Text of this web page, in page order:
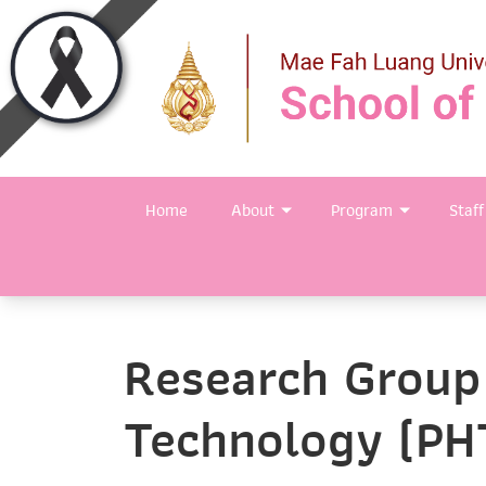
Home About Program Staff
Research
Technology